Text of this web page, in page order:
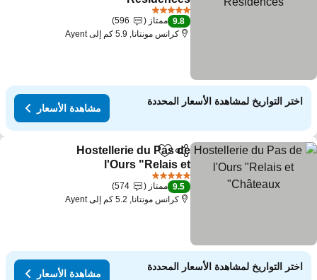
9.8 ممتاز
596
كرانس مونتانا, 5.9 كم إلى Ayent
اختر التواريخ لمشاهدة الأسعار المحددة
مشاهدة الأسعار
مشاركةAdd to favorites
Hostellerie du Pas de
l'Ours "Relais et
Châteaux"
9.5 ممتاز
574
كرانس مونتانا, 5.2 كم إلى Ayent
اختر التواريخ لمشاهدة الأسعار المحددة
مشاهدة الأسعار